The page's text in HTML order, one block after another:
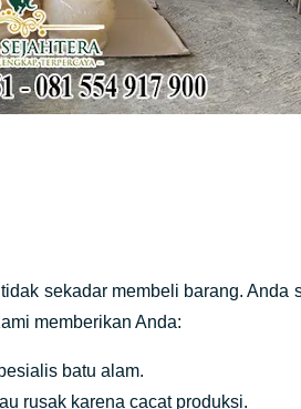
sekadar membeli barang. Anda
memberikan Anda:
batu alam.
rusak karena cacat produksi.